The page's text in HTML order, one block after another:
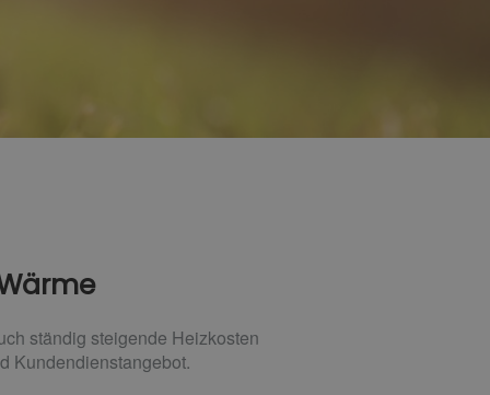
ständig steigende Heizkosten
Kundendienstangebot.